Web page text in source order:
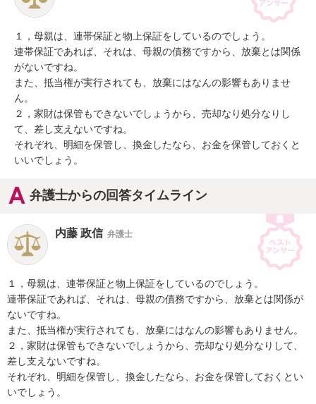
１，母親は、連帯保証と物上保証をしているのでしょう。
連帯保証であれば、それは、母親の債務ですから、放棄とは関係
がないですね。
また、抵当権が実行されても、放棄にはなんの影響もありませ
ん。
２，家財は保管もできないでしょうから、売却なり処分なりし
て、差し支えないですね。
それぞれ、明細を保管し、換金したなら、お金を保管しておくと
いいでしょう。
弁護士からの回答タイムライン
内藤 政信 弁護士
１，母親は、連帯保証と物上保証をしているのでしょう。
連帯保証であれば、それは、母親の債務ですから、放棄とは関係が
ないですね。
また、抵当権が実行されても、放棄にはなんの影響もありません。
２，家財は保管もできないでしょうから、売却なり処分なりして、
差し支えないですね。
それぞれ、明細を保管し、換金したなら、お金を保管しておくとい
いでしょう。